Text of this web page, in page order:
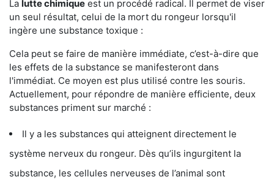
La lutte chimique est un procédé radical. Il permet de viser
un seul résultat, celui de la mort du rongeur lorsqu'il
ingère une substance toxique :
Cela peut se faire de manière immédiate, c’est-à-dire que
les effets de la substance se manifesteront dans
l'immédiat. Ce moyen est plus utilisé contre les souris.
Actuellement, pour répondre de manière efficiente, deux
substances priment sur marché :
Il y a les substances qui atteignent directement le
système nerveux du rongeur. Dès qu’ils ingurgitent la
substance, les cellules nerveuses de l’animal sont